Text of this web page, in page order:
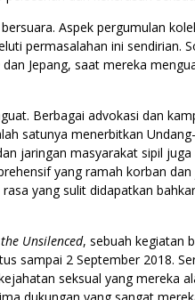
Aspek pergumulan
permasalahan ini sendirian.
dan Jepang, saat mereka
Berbagai advokasi dan
satunya menerbitkan
jaringan masyarakat sipil
yang ramah korban
yang sulit didapatkan
Unsilenced, sebuah kegiatan
sampai 2 September 2018.
seksual yang mereka